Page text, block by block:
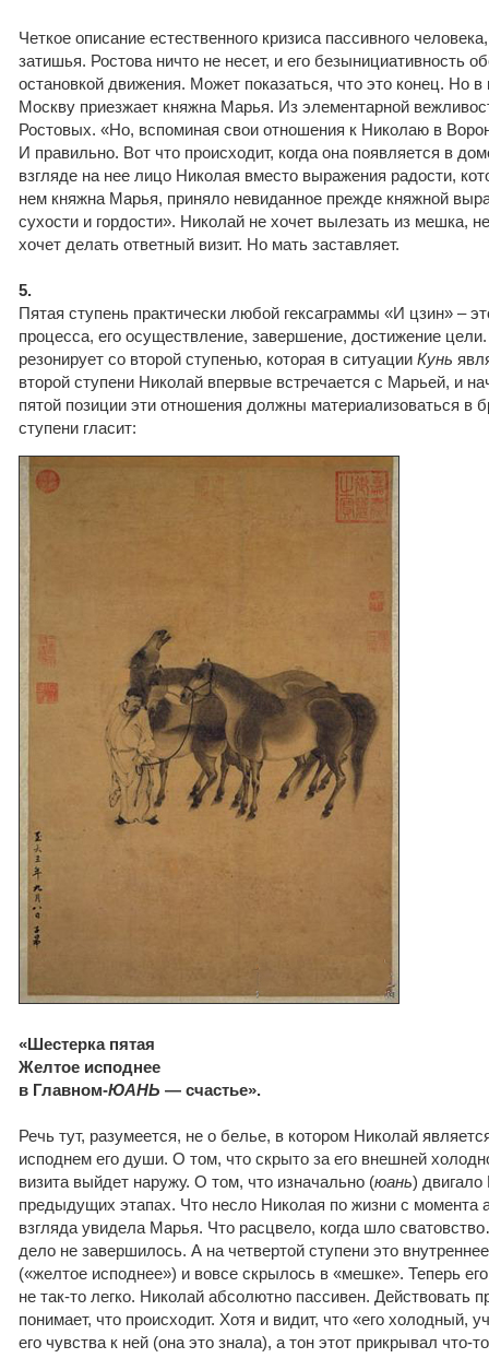
Четкое описание естественного кризиса пассивного
затишья. Ростова ничто не несет, и его безынициативность
остановкой движения. Может показаться, что это конец. Но
Москву приезжает княжна Марья. Из элементарной
Ростовых. «Но, вспоминая свои отношения к Николаю в
И правильно. Вот что происходит, когда она появляется в
взгляде на нее лицо Николая вместо выражения радости,
нем княжна Марья, приняло невиданное прежде княжной
сухости и гордости». Николай не хочет вылезать из мешка,
хочет делать ответный визит. Но мать заставляет.
5.
Пятая ступень практически любой гексаграммы «И цзин» –
процесса, его осуществление, завершение, достижение
резонирует со второй ступенью, которая в ситуации Кунь
второй ступени Николай впервые встречается с Марьей, и
пятой позиции эти отношения должны материализоваться в
ступени гласит:
«Шестерка пятая
Желтое исподнее
в Главном-ЮАНЬ — счастье».
Речь тут, разумеется, не о белье, в котором Николай
исподнем его души. О том, что скрыто за его внешней
визита выйдет наружу. О том, что изначально (юань)
предыдущих этапах. Что несло Николая по жизни с момента
взгляда увидела Марья. Что расцвело, когда шло
дело не завершилось. А на четвертой ступени это
(«желтое исподнее») и вовсе скрылось в «мешке». Теперь
не так-то легко. Николай абсолютно пассивен. Действовать
понимает, что происходит. Хотя и видит, что «его холодный,
его чувства к ней (она это знала), а тон этот прикрывал что-